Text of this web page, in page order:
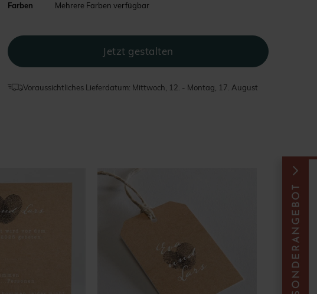
Farben Mehrere Farben verfügbar
Voraussichtliches Lieferdatum: Mittwoch, 12. - Montag, 17. August